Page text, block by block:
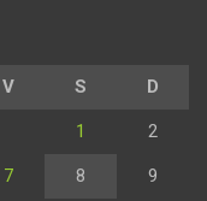
V S D
1 2
7 8 9